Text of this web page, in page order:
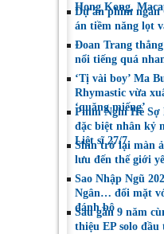
Hong Kong,
Dự án phim ngắn
án tiềm năng lọt
Đoan Trang
nổi tiếng quá
‘Tị vài boy’ Ma
Rhymastic vừa
‘quăng miếng’
Phim Nghỉ Hè
đặc biệt nhân kỷ
Liệt sĩ 27/7
Shin trở lại màn
lưu đến thế giới
Sao Nhập Ngũ
Ngân… đối mặt
đánh bộ
Sau gần 9 năm
thiệu EP solo